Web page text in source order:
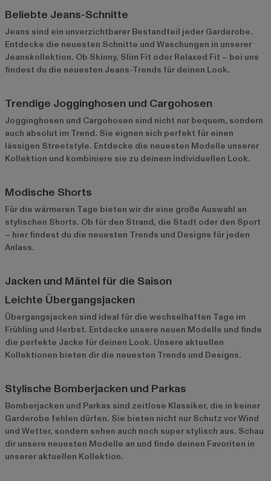
Beliebte Jeans-Schnitte
Jeans sind ein unverzichtbarer Bestandteil jeder Garderobe.
Entdecke die neuesten Schnitte und Waschungen in unserer
Jeanskollektion. Ob Skinny, Slim Fit oder Relaxed Fit – bei uns
findest du die neuesten Jeans-Trends für deinen Look.
Trendige Jogginghosen und Cargohosen
Jogginghosen und Cargohosen sind nicht nur bequem, sondern
auch absolut im Trend. Sie eignen sich perfekt für einen
lässigen Streetstyle. Entdecke die neuesten Modelle unserer
Kollektion und kombiniere sie zu deinem individuellen Look.
Modische Shorts
Für die wärmeren Tage bieten wir dir eine große Auswahl an
stylischen Shorts. Ob für den Strand, die Stadt oder den Sport
– hier findest du die neuesten Trends und Designs für jeden
Anlass.
Jacken und Mäntel für die Saison
Leichte Übergangsjacken
Übergangsjacken sind ideal für die wechselhaften Tage im
Frühling und Herbst. Entdecke unsere neuen Modelle und finde
die perfekte Jacke für deinen Look. Unsere aktuellen
Kollektionen bieten dir die neuesten Trends und Designs.
Stylische Bomberjacken und Parkas
Bomberjacken und Parkas sind zeitlose Klassiker, die in keiner
Garderobe fehlen dürfen. Sie bieten nicht nur Schutz vor Wind
und Wetter, sondern sehen auch noch super stylisch aus. Schau
dir unsere neuesten Modelle an und finde deinen Favoriten in
unserer aktuellen Kollektion.